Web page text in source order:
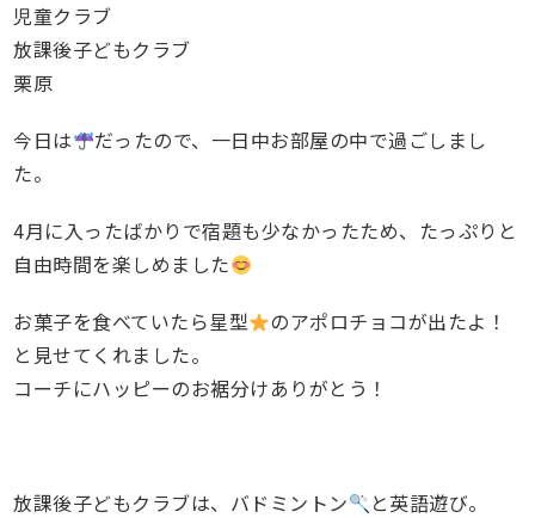
児童クラブ
放課後子どもクラブ
栗原
今日は
だったので、一日中お部屋の中で過ごしまし
た。
4月に入ったばかりで宿題も少なかったため、たっぷりと
自由時間を楽しめました
お菓子を食べていたら星型
のアポロチョコが出たよ！
と見せてくれました。
コーチにハッピーのお裾分けありがとう！
放課後子どもクラブは、バドミントン
と英語遊び。